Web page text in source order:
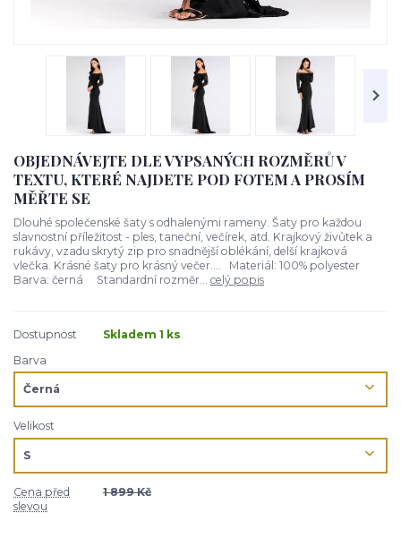
OBJEDNÁVEJTE DLE VYPSANÝCH ROZMĚRŮ V
TEXTU, KTERÉ NAJDETE POD FOTEM A PROSÍM
MĚŘTE SE
Dlouhé společenské šaty s odhalenými rameny. Šaty pro každou
slavnostní příležitost - ples, taneční, večírek, atd. Krajkový živůtek a
rukávy, vzadu skrytý zip pro snadnější oblékání, delší krajková
vlečka. Krásné šaty pro krásný večer.... Materiál: 100% polyester
Barva: černá Standardní rozměr... celý popis
Dostupnost
Skladem 1 ks
Barva
Velikost
Cena před
slevou
1 899 Kč